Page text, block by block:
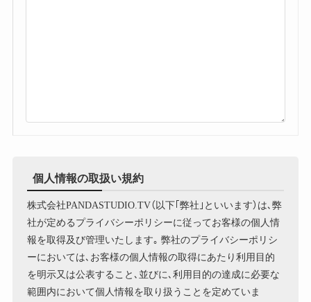
個人情報の取扱い規約
株式会社PANDASTUDIO.TV（以下｢弊社｣といいます）は､弊
社が定めるプライバシーポリシーに従ってお客様の個人情
報を取得及び管理いたします｡ 弊社のプライバシーポリシ
ーにおいては､お客様の個人情報の取得にあたり利用目的
を明示又は公表すること､並びに､利用目的の達成に必要な
範囲内において個人情報を取り扱うことを定めていま